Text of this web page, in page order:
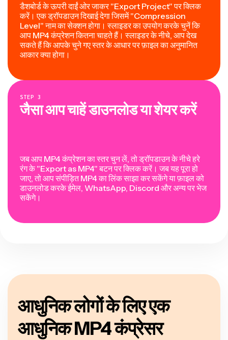
डैशबोर्ड के ऊपरी दाईं ओर जाकर "Export Project" पर क्लिक
करें। एक ड्रॉपडाउन दिखाई देगा जिसमें "Compression
Level" नाम का सेक्शन होगा। स्लाइडर का उपयोग करके चुनें कि
आप MP4 कंप्रेशन कितना चाहते हैं। स्लाइडर के नीचे, आप देख
सकते हैं कि आपके चुने गए स्तर के आधार पर फ़ाइल का अनुमानित
आकार क्या होगा।
STEP 3
जैसा आप चाहें डाउनलोड या शेयर करें
जब आप MP4 कंप्रेशन का स्तर चुन लें, तो ड्रॉपडाउन के नीचे हरे
रंग के "Export as MP4" बटन पर क्लिक करें। जब यह पूरा हो
जाए, तो आप संपीड़ित MP4 का लिंक साझा कर सकेंगे या फ़ाइल को
डाउनलोड करके ईमेल, WhatsApp, Discord और अन्य पर भेज
सकेंगे।
आधुनिक लोगों के लिए एक
आधुनिक MP4 कंप्रेसर